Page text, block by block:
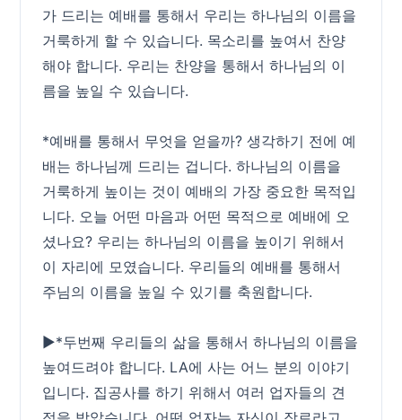
가 드리는 예배를 통해서 우리는 하나님의 이름을
거룩하게 할 수 있습니다. 목소리를 높여서 찬양
해야 합니다. 우리는 찬양을 통해서 하나님의 이
름을 높일 수 있습니다.
*예배를 통해서 무엇을 얻을까? 생각하기 전에 예
배는 하나님께 드리는 겁니다. 하나님의 이름을
거룩하게 높이는 것이 예배의 가장 중요한 목적입
니다. 오늘 어떤 마음과 어떤 목적으로 예배에 오
셨나요? 우리는 하나님의 이름을 높이기 위해서
이 자리에 모였습니다. 우리들의 예배를 통해서
주님의 이름을 높일 수 있기를 축원합니다.
▶*두번째 우리들의 삶을 통해서 하나님의 이름을
높여드려야 합니다. LA에 사는 어느 분의 이야기
입니다. 집공사를 하기 위해서 여러 업자들의 견